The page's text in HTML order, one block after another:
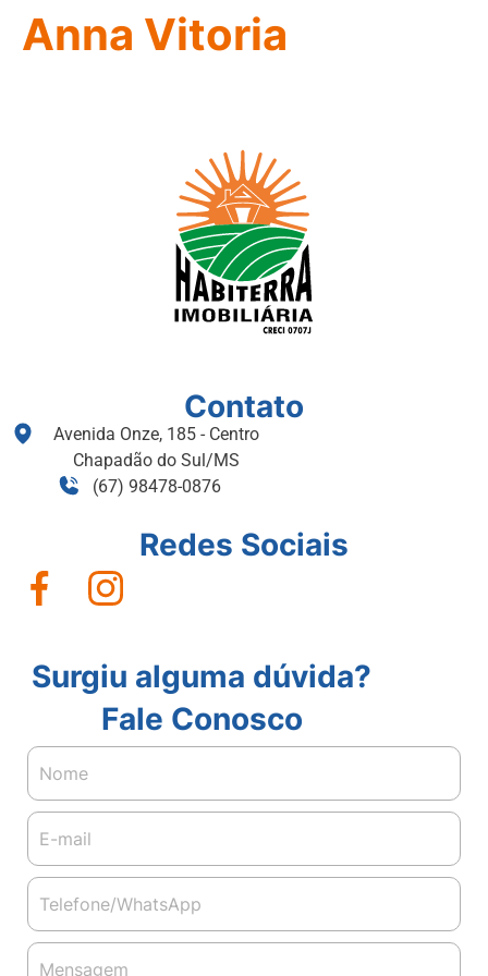
Anna Vitoria
Contato
Avenida Onze, 185 - Centro
Chapadão do Sul/MS
(67) 98478-0876
Redes Sociais
Surgiu alguma dúvida?
Fale Conosco